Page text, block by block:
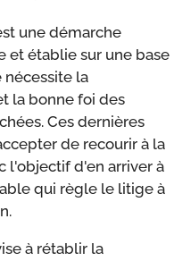
une démarche
et établie sur une base
nécessite la
la bonne foi des
Ces dernières
de recourir à la
l'objectif d'en arriver à
qui règle le litige à
à rétablir la